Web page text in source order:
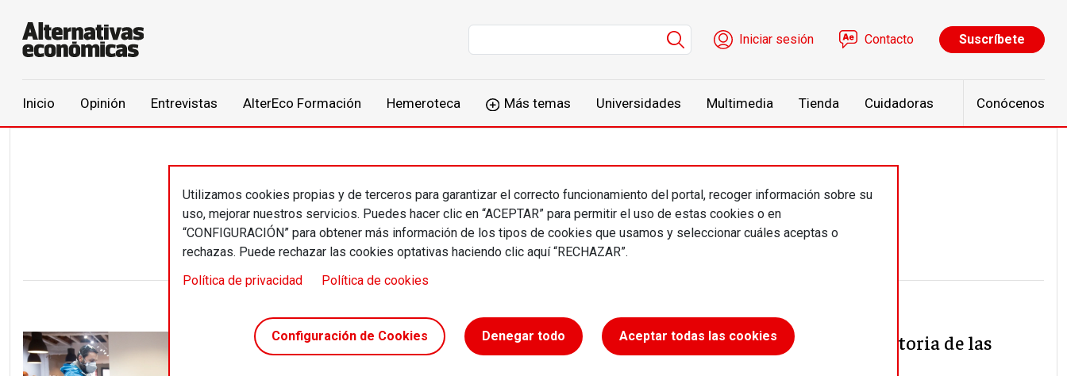
Menú de cuenta de usuario
Iniciar sesión Contacto Suscríbete
Inicio Opinión Entrevistas AlterEco Formación Hemeroteca Más temas Universidades Multimedia Tienda Cuidadoras Conócenos
Utilizamos cookies propias y de terceros para garantizar el correcto funcionamiento del portal, recoger información sobre su
uso, mejorar nuestros servicios. Puedes hacer clic en “ACEPTAR” para permitir el uso de estas cookies o en
“CONFIGURACIÓN” para obtener más información de los tipos de cookies que usamos y seleccionar cuáles aceptas o
rechazas. Puede rechazar las cookies optativas haciendo clic aquí “RECHAZAR”.
Política de privacidad
Política de cookies
Configuración de Cookies Denegar todo Aceptar todas las cookies
Francesc Valls
Política // Cataluña en el
laberinto 'procesista'
21-D: la victoria de las